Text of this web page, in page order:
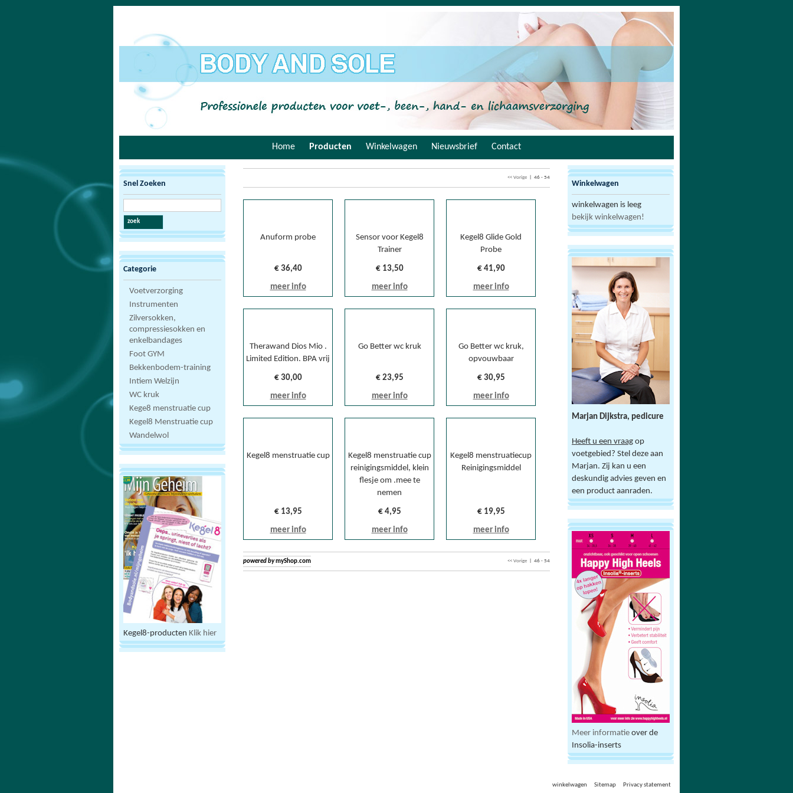
Home Producten Winkelwagen Nieuwsbrief Contact
Snel Zoeken
zoek
Categorie
Voetverzorging
Instrumenten
Zilversokken,
compressiesokken en
enkelbandages
Foot GYM
Bekkenbodem-training
Intiem Welzijn
WC kruk
Kege8 menstruatie cup
Kegel8 Menstruatie cup
Wandelwol
Kegel8-producten Klik hier
<< Vorige | 46 - 54
Anuform probe
€ 36,40
meer info
Sensor voor Kegel8
Trainer
€ 13,50
meer info
Kegel8 Glide Gold
Probe
€ 41,90
meer info
Therawand Dios Mio .
Limited Edition. BPA vrij
€ 30,00
meer info
Go Better wc kruk
€ 23,95
meer info
Go Better wc kruk,
opvouwbaar
€ 30,95
meer info
Kegel8 menstruatie cup
€ 13,95
meer info
Kegel8 menstruatie cup
reinigingsmiddel, klein
flesje om .mee te
nemen
€ 4,95
meer info
Kegel8 menstruatiecup
Reinigingsmiddel
€ 19,95
meer info
powered bymyShop.com << Vorige | 46 - 54
Winkelwagen
winkelwagen is leeg
bekijk winkelwagen!
Marjan Dijkstra, pedicure
Heeft u een vraag op
voetgebied? Stel deze aan
Marjan. Zij kan u een
deskundig advies geven en
een product aanraden.
Meer informatie over de
Insolia-inserts
winkelwagen Sitemap Privacy statement